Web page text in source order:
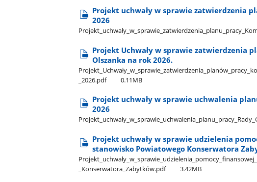
Projekt uchwały w sprawie zatwierdzenia
2026
Projekt Uchwały w sprawie zatwierdzenia
Olszanka na rok 2026.
_2026.pdf
0.11MB
Projekt uchwały w sprawie uchwalenia
2026
Projekt uchwały w sprawie udzielenia
stanowisko Powiatowego Konserwatora
_Konserwatora​_Zabytków.pdf
3.42MB